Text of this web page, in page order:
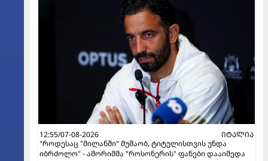
12:55/07-08-2026
ᲘᲢᲐᲚᲘᲐ
"როდესაც "მილანში" მუშაობ, ტიტულისთვის უნდა
იბრძოლო" - ამორიმმა "როსონერის" ფანები დააიმედა